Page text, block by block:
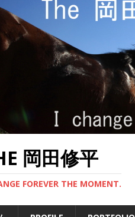
岡田修平
FOREVER THE MOMENT.